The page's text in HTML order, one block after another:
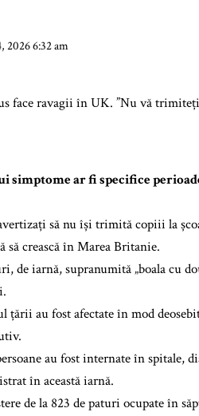
2026 6:32 am
simptome ar fi specifice
să nu își trimită copiii la
crească în Marea Britanie.
de iarnă, supranumită „boala cu
țării au fost afectate în mod
au fost internate în spitale,
în această iarnă.
de la 823 de paturi ocupate în